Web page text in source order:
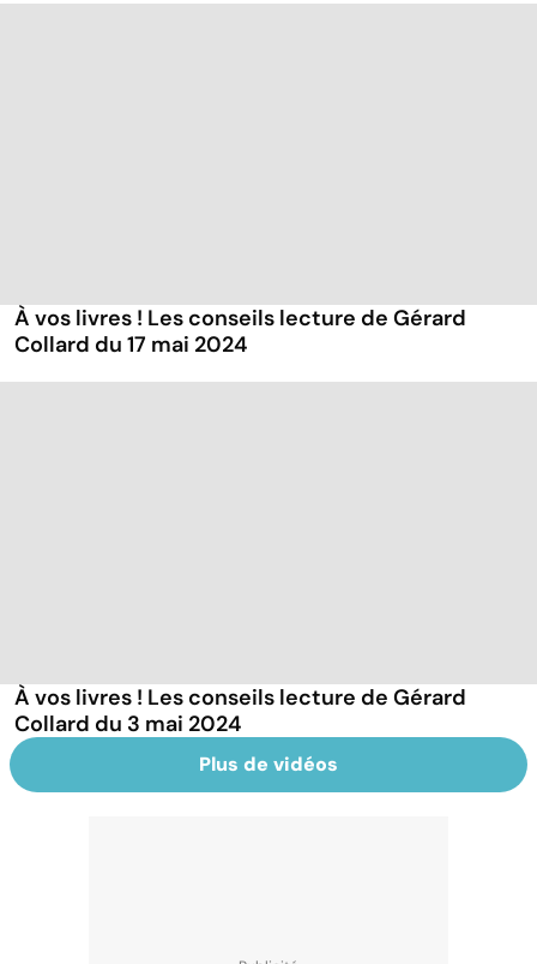
À vos livres ! Les conseils lecture de Gérard
Collard du 17 mai 2024
À vos livres ! Les conseils lecture de Gérard
Collard du 3 mai 2024
Plus de vidéos